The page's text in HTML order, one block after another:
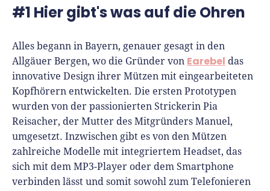
Buchhaltungssoftware
Weitere Tools & Vorlagen
Vergleiche
Geschäftskonto eröffnen
Richtig versichern
Steuerberatung
Software
Deals
#1 Hier gibt's was auf die Ohren
Alles begann in Bayern, genauer gesagt in den
Allgäuer Bergen, wo die Gründer von Earebel das
innovative Design ihrer Mützen mit eingearbeiteten
Kopfhörern entwickelten. Die ersten Prototypen
wurden von der passionierten Strickerin Pia
Reisacher, der Mutter des Mitgründers Manuel,
umgesetzt. Inzwischen gibt es von den Mützen
zahlreiche Modelle mit integriertem Headset, das
sich mit dem MP3-Player oder dem Smartphone
verbinden lässt und somit sowohl zum Telefonieren